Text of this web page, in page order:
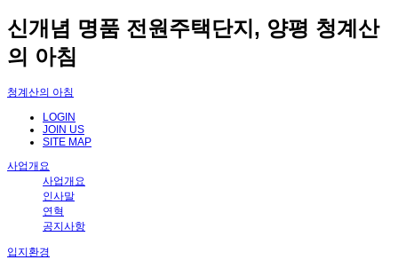
신개념 명품 전원주택단지, 양평 청계산
의 아침
청계산의 아침
LOGIN
JOIN US
SITE MAP
사업개요
사업개요
인사말
연혁
공지사항
입지환경